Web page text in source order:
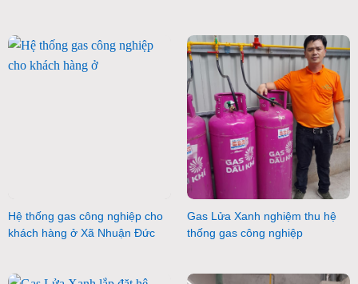
Hệ thống gas công nghiệp cho
khách hàng ở Xã Nhuận Đức
Gas Lửa Xanh nghiệm thu hệ
thống gas công nghiệp